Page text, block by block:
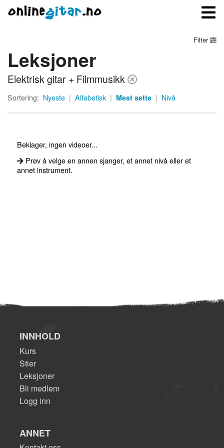
Meny
Logg inn
Filter
Leksjoner
Elektrisk gitar + Filmmusikk
Sortering: Nyeste | Alfabetisk | Mest sette | Nivå
Beklager, ingen videoer...
Prøv å velge en annen sjanger, et annet nivå eller et
annet instrument.
INNHOLD
Kurs
Stier
Leksjoner
Bli medlem
Logg inn
ANNET